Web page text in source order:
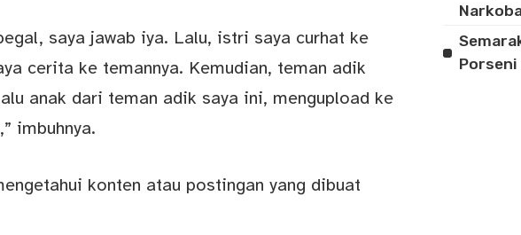
saya jawab iya. Lalu, istri saya curhat ke
cerita ke temannya. Kemudian, teman adik
anak dari teman adik saya ini, mengupload ke
imbuhnya.
konten atau postingan yang dibuat
Porseni